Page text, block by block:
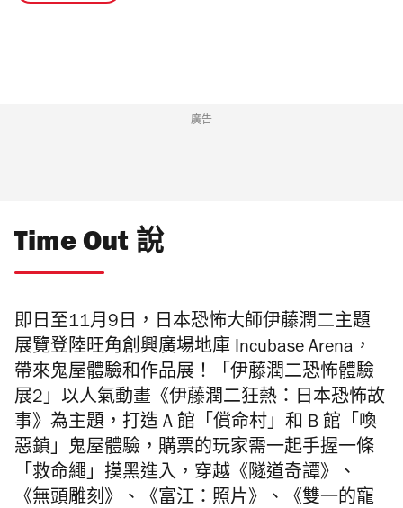
廣告
Time Out 說
即日至11月9日，日本恐怖大師伊藤潤二主題
展覽登陸旺角創興廣場地庫 Incubase Arena，
帶來鬼屋體驗和作品展！「伊藤潤二恐怖體驗
展2」以人氣動畫《伊藤潤二狂熱：日本恐怖故
事》為主題，打造 A 館「償命村」和 B 館「喚
惡鎮」鬼屋體驗，購票的玩家需一起手握一條
「救命繩」摸黑進入，穿越《隧道奇譚》、
《無頭雕刻》、《富江：照片》、《雙一的寵